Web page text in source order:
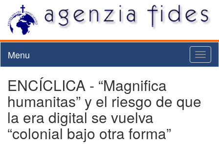
Menu
ENCÍCLICA - “Magnifica
humanitas” y el riesgo de que
la era digital se vuelva
“colonial bajo otra forma”